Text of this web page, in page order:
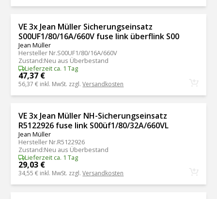
VE 3x Jean Müller Sicherungseinsatz
S00UF1/80/16A/660V fuse link überflink S00
Jean Müller
Hersteller Nr.S00UF1/80/16A/660V
Zustand:Neu aus Überbestand
Lieferzeit ca. 1 Tag
47,37 €
56,37 € inkl. MwSt. zzgl.Versandkosten
VE 3x Jean Müller NH-Sicherungseinsatz
R5122926 fuse link S00üf1/80/32A/660VL
Jean Müller
Hersteller Nr.R5122926
Zustand:Neu aus Überbestand
Lieferzeit ca. 1 Tag
29,03 €
34,55 € inkl. MwSt. zzgl.Versandkosten